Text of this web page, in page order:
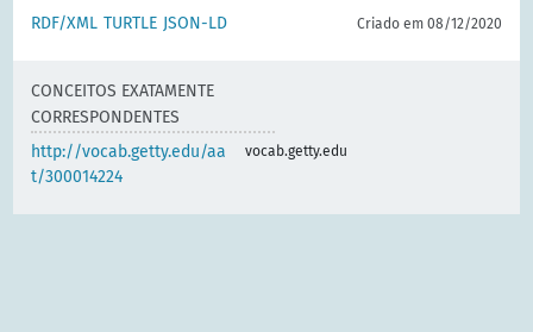
RDF/XML TURTLE JSON-LD Criado em 08/12/2020
CONCEITOS EXATAMENTE
CORRESPONDENTES
http://vocab.getty.edu/aa
t/300014224
vocab.getty.edu